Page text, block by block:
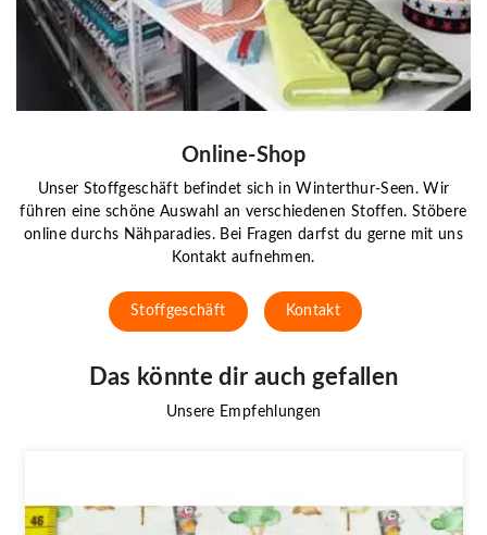
Online-Shop
Unser Stoffgeschäft befindet sich in Winterthur-Seen. Wir
führen eine schöne Auswahl an verschiedenen Stoffen. Stöbere
online durchs Nähparadies. Bei Fragen darfst du gerne mit uns
Kontakt aufnehmen.
Stoffgeschäft Kontakt
Das könnte dir auch gefallen
Unsere Empfehlungen